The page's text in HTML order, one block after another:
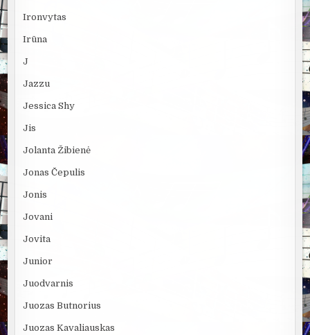
Ironvytas
Irūna
J
Jazzu
Jessica Shy
Jis
Jolanta Žibienė
Jonas Čepulis
Jonis
Jovani
Jovita
Junior
Juodvarnis
Juozas Butnorius
Juozas Kavaliauskas